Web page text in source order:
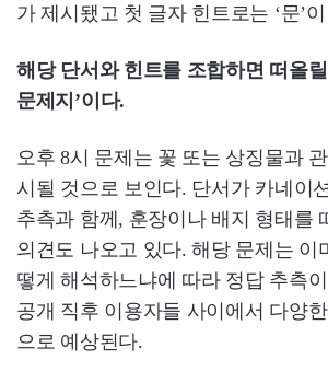
가 제시됐고 첫 글자 힌트로는 ‘문’
해당 단서와 힌트를 조합하면 떠올
문제지’이다.
오후 8시 문제는 꽃 또는 상징물과
시될 것으로 보인다. 단서가 카네이
추측과 함께, 훈장이나 배지 형태를
의견도 나오고 있다. 해당 문제는 이
떻게 해석하느냐에 따라 정답 추측
공개 직후 이용자들 사이에서 다양
으로 예상된다.